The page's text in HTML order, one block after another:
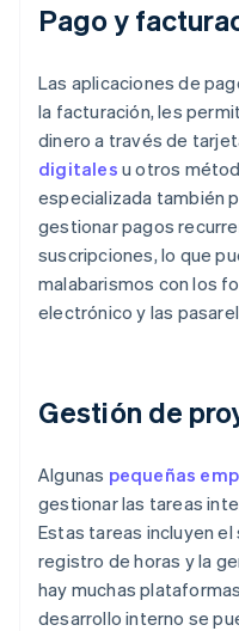
Pago y
Las aplicaciones de
la facturación, les
dinero a través de
digitales u otros
especializada también
gestionar pagos
suscripciones, lo que
malabarismos con los
electrónico y las
Gestión de
Algunas pequeñas
gestionar las tareas
Estas tareas incluyen
registro de horas y la
hay muchas
desarrollo interno se